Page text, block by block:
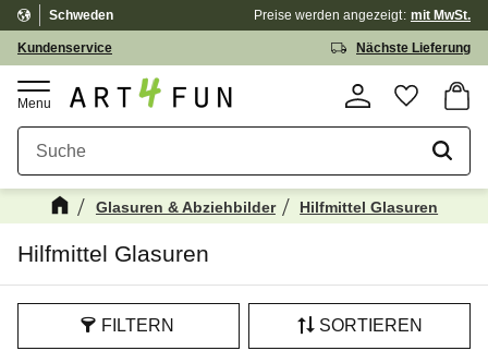
Menü
Kundenservice Nächste Lieferung
Schweden Preise werden angezeigt mit MwSt.
Glasuren & Abziehbilder Hilfmittel Glasuren
Hilfmittel Glasuren
FILTERN SORTIEREN